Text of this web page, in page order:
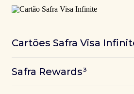
Cartões Safra Visa
experiências refinadas a
Safra Rewards³